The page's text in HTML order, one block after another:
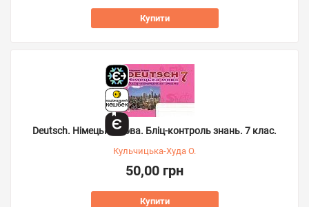
Купити
Deutsch. Німецька мова. Бліц-контроль знань. 7 клас.
Кульчицька-Худа О.
50,00 грн
Купити